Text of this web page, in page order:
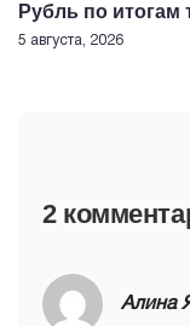
Рубль по
5 августа, 2026
2
Алина